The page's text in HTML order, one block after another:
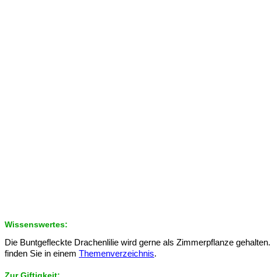
Wissenswertes:
Die Buntgefleckte Drachenlilie wird gerne als Zimmerpflanze
finden Sie in einem Themenverzeichnis.